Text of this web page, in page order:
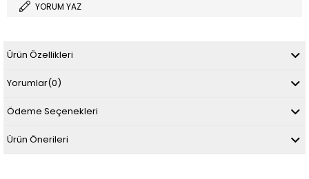
YORUM YAZ
Ürün Özellikleri
Yorumlar(0)
Ödeme Seçenekleri
Ürün Önerileri